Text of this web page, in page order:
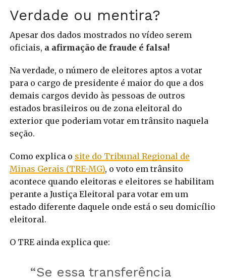
Verdade ou mentira?
Apesar dos dados mostrados no vídeo serem
oficiais, a afirmação de fraude é falsa!
Na verdade, o número de eleitores aptos a votar
para o cargo de presidente é maior do que a dos
demais cargos devido às pessoas de outros
estados brasileiros ou de zona eleitoral do
exterior que poderiam votar em trânsito naquela
seção.
Como explica o site do Tribunal Regional de
Minas Gerais (TRE-MG), o voto em trânsito
acontece quando eleitoras e eleitores se habilitam
perante a Justiça Eleitoral para votar em um
estado diferente daquele onde está o seu domicílio
eleitoral.
O TRE ainda explica que:
“Se essa transferência